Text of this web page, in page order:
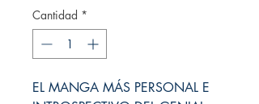
Cantidad *
EL MANGA MÁS PERSONAL E